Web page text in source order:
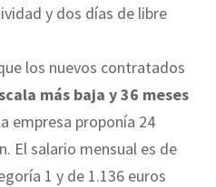
y dos días de libre
los nuevos contratados
más baja y 36 meses
empresa proponía 24
El salario mensual es de
1 y de 1.136 euros